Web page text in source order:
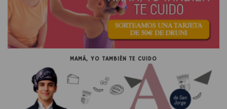
MAMÁ, YO TAMBIÉN TE CUIDO